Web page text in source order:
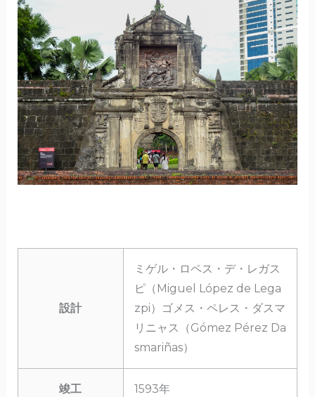
設計
ミゲル・ロペス・デ・レガス
ピ（Miguel López de Lega
zpi）ゴメス・ペレス・ダスマ
リニャス（Gómez Pérez Da
smariñas）
竣工 1593年